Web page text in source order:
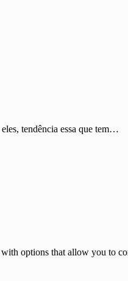
tendência essa que tem…
options that allow you to